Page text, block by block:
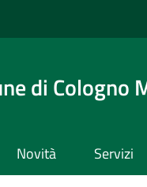
di Cologno
Novità Servizi